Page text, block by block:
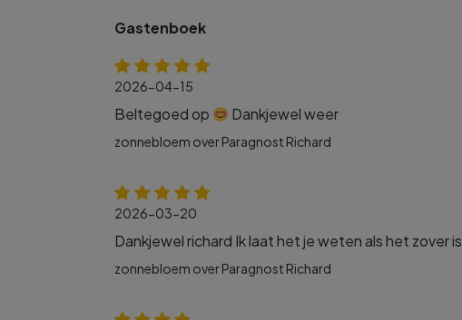
Gastenboek
2026-04-15
Beltegoed op Dankjewel weer
zonnebloem over Paragnost Richard
2026-03-20
Dankjewel richard Ik laat het je weten als het zover is
zonnebloem over Paragnost Richard